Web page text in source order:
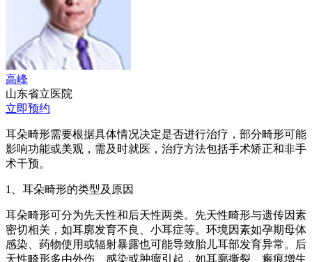
高峰
山东省立医院
立即预约
耳朵畸形需要根据具体情况决定是否进行治疗，部分畸形可能
影响功能或美观，需及时就医，治疗方法包括手术矫正和非手
术干预。
1、耳朵畸形的类型及原因
耳朵畸形可分为先天性和后天性两类。先天性畸形与遗传因素
密切相关，如耳廓发育不良、小耳症等。环境因素如孕期母体
感染、药物使用或辐射暴露也可能导致胎儿耳部发育异常。后
天性畸形多由外伤、感染或肿瘤引起，如耳廓撕裂、瘢痕增生